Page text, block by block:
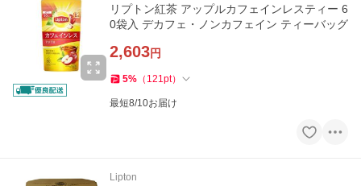
リプトン紅茶 アップルカフェインレスティー 6
0袋入 デカフェ・ノンカフェイン ティーバッグ
2,603円
5% （ 121pt）
最短8/10お届け
Lipton